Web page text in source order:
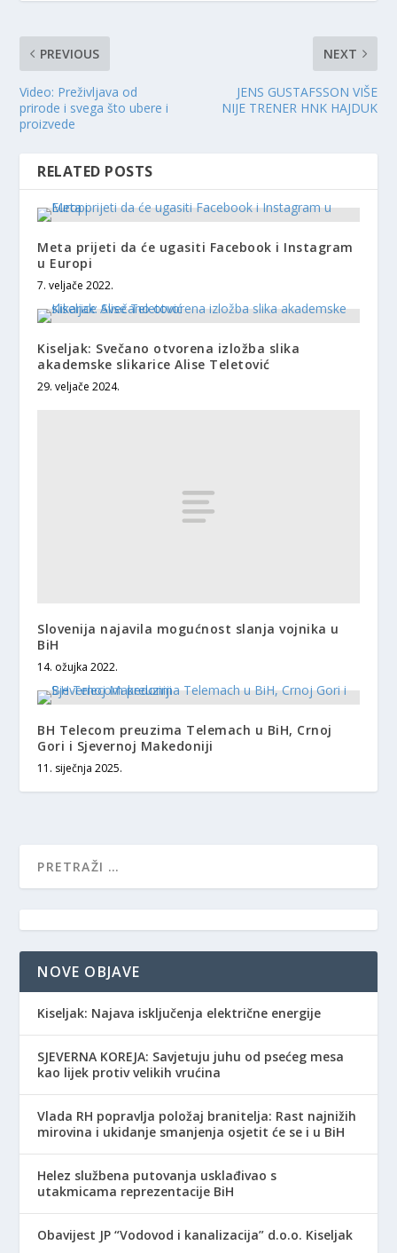
PREVIOUS
Video: Preživljava od
prirode i svega što ubere i
proizvede
NEXT
JENS GUSTAFSSON VIŠE
NIJE TRENER HNK HAJDUK
RELATED POSTS
Meta prijeti da će ugasiti Facebook i Instagram
u Europi
7. veljače 2022.
Kiseljak: Svečano otvorena izložba slika
akademske slikarice Alise Teletović
29. veljače 2024.
Slovenija najavila mogućnost slanja vojnika u
BiH
14. ožujka 2022.
BH Telecom preuzima Telemach u BiH, Crnoj
Gori i Sjevernoj Makedoniji
11. siječnja 2025.
NOVE OBJAVE
Kiseljak: Najava isključenja električne energije
SJEVERNA KOREJA: Savjetuju juhu od psećeg mesa
kao lijek protiv velikih vrućina
Vlada RH popravlja položaj branitelja: Rast najnižih
mirovina i ukidanje smanjenja osjetit će se i u BiH
Helez službena putovanja usklađivao s
utakmicama reprezentacije BiH
Obavijest JP “Vodovod i kanalizacija” d.o.o. Kiseljak